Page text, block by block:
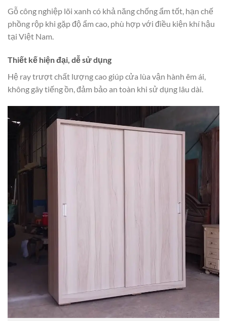
Gỗ công nghiệp lõi xanh có khả năng chống ẩm tốt, hạn chế
phồng rộp khi gặp độ ẩm cao, phù hợp với điều kiện khí hậu
tại Việt Nam.
Thiết kế hiện đại, dễ sử dụng
Hệ ray trượt chất lượng cao giúp cửa lùa vận hành êm ái,
không gây tiếng ồn, đảm bảo an toàn khi sử dụng lâu dài.